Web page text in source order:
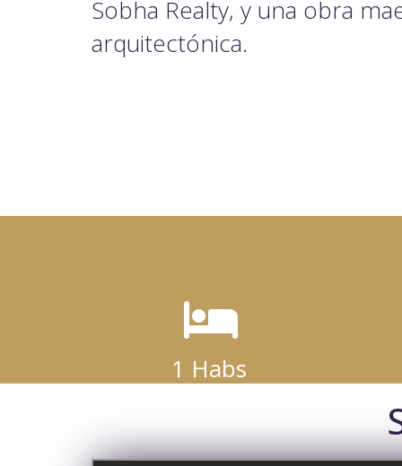
Sobha Realty, y una obra
arquitectónica.
1 Habs